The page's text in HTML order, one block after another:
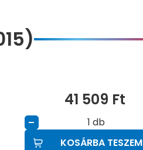
41 509 Ft
– db
KOSÁRBA TESZEM